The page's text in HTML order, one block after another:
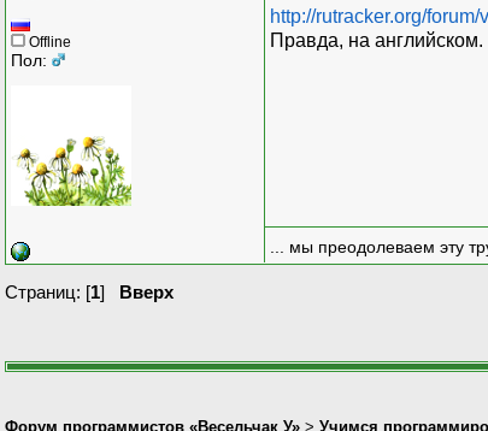
Offline
Пол:
http://rutracker.org/
Правда, на английском.
... мы преодолеваем эту
Страниц: [1] Вверх
Форум программистов «Весельчак У» > Учимся